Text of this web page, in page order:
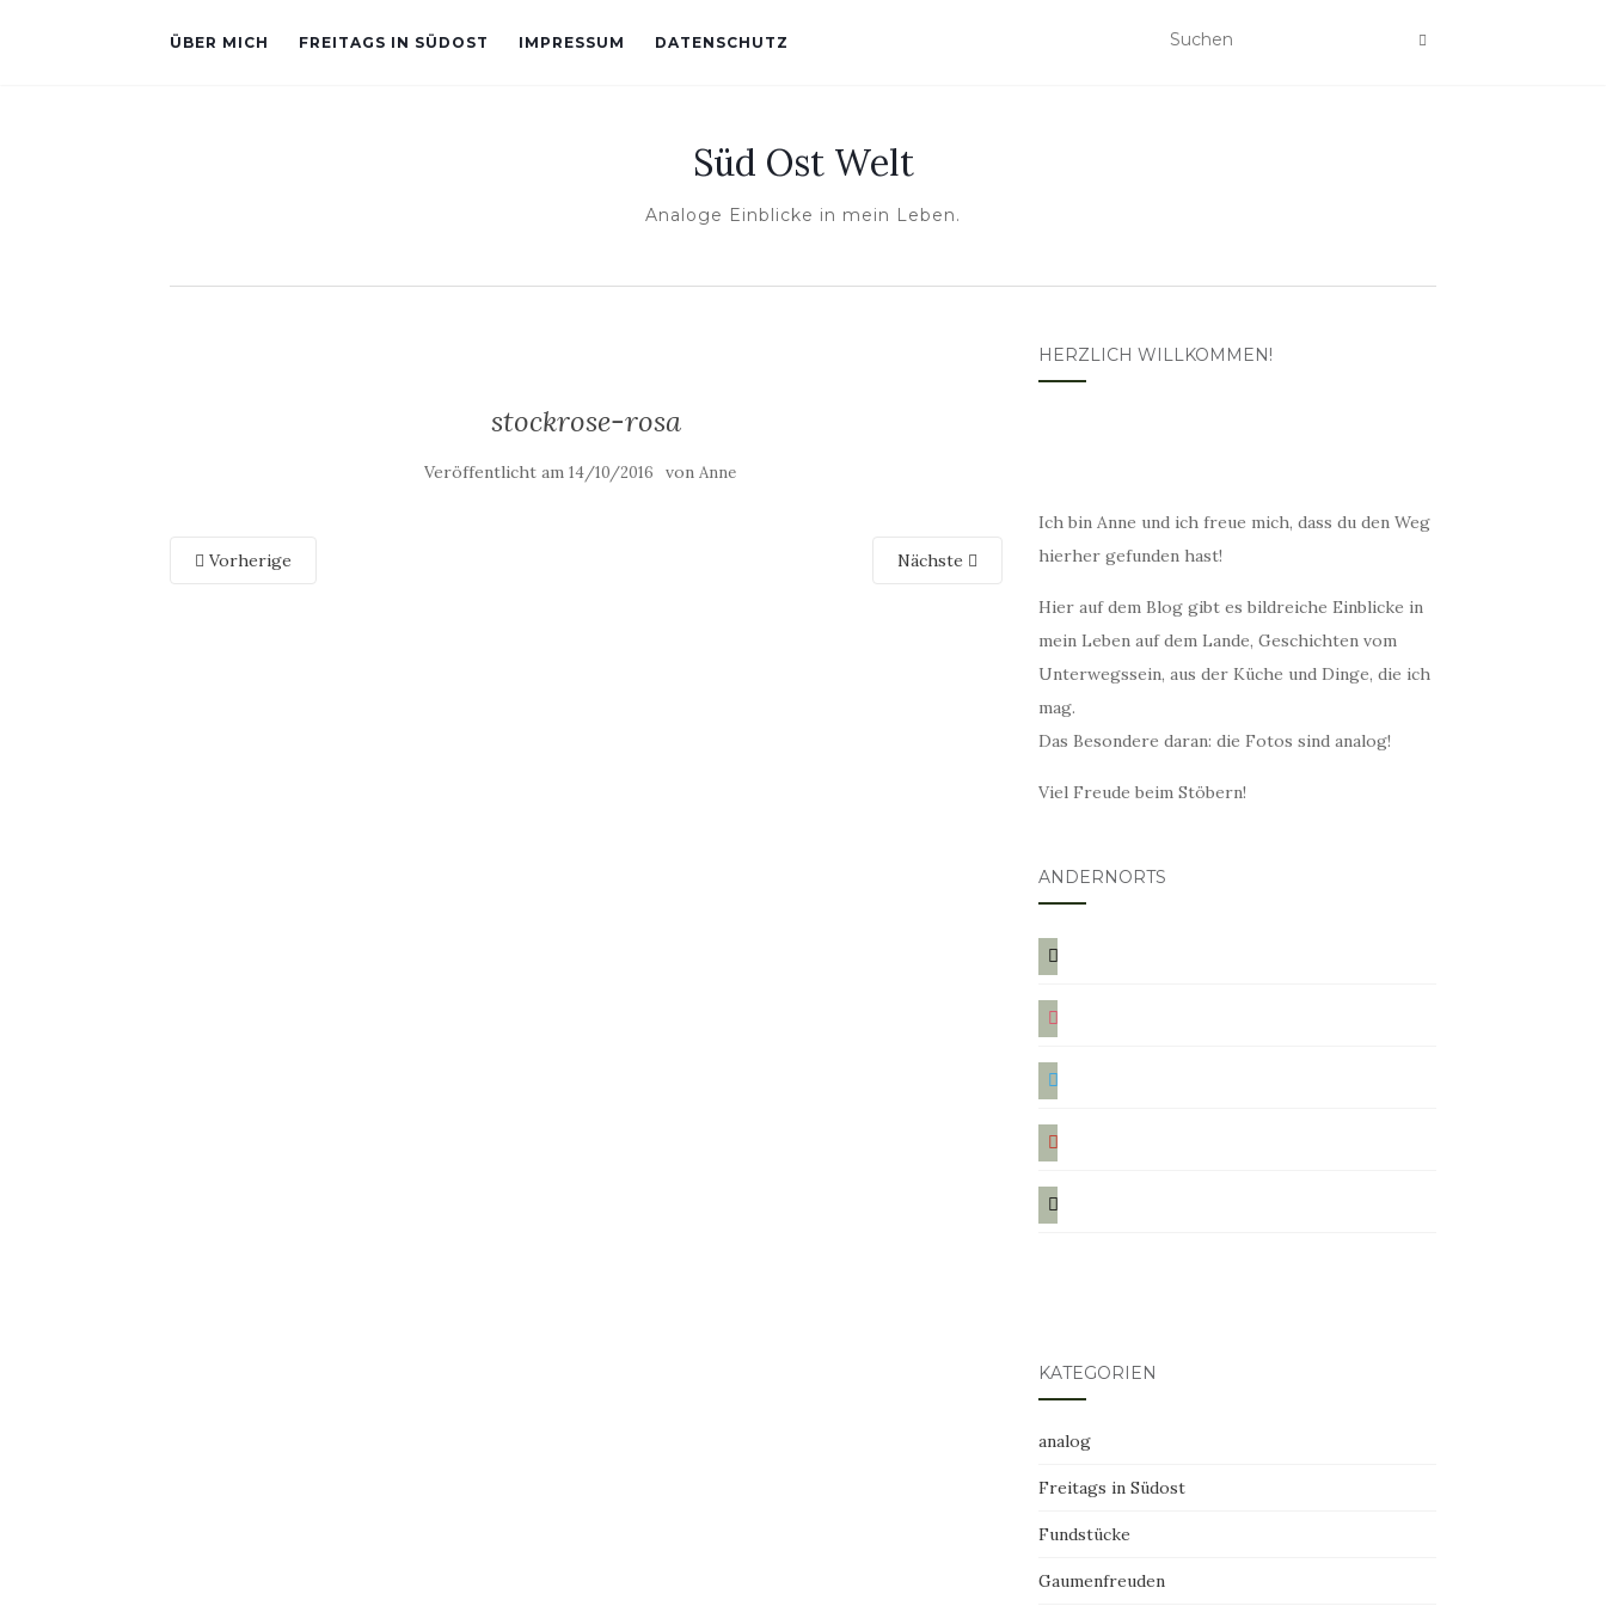
ÜBER MICH FREITAGS IN SÜDOST IMPRESSUM DATENSCHUTZ
Süd Ost Welt
Analoge Einblicke in mein Leben.
stockrose-rosa
Veröffentlicht am 14/10/2016 von Anne
Vorherige Nächste
HERZLICH WILLKOMMEN!
Ich bin Anne und ich freue mich, dass du den Weg
hierher gefunden hast!
Hier auf dem Blog gibt es bildreiche Einblicke in
mein Leben auf dem Lande, Geschichten vom
Unterwegssein, aus der Küche und Dinge, die ich
mag.
Das Besondere daran: die Fotos sind analog!
Viel Freude beim Stöbern!
ANDERNORTS
bloglovin
instagram
twitter
pinterest
mail
KATEGORIEN
analog
Freitags in Südost
Fundstücke
Gaumenfreuden